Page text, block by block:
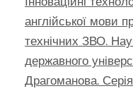
англійської мови
технічних ЗВО.
державного
Драгоманова. Серія